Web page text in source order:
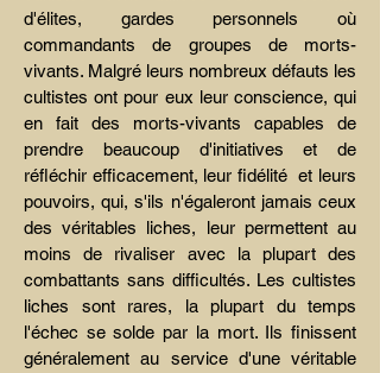
d'élites, gardes personnels où
commandants de groupes de morts-
vivants. Malgré leurs nombreux défauts les
cultistes ont pour eux leur conscience, qui
en fait des morts-vivants capables de
prendre beaucoup d'initiatives et de
réfléchir efficacement, leur fidélité et leurs
pouvoirs, qui, s'ils n'égaleront jamais ceux
des véritables liches, leur permettent au
moins de rivaliser avec la plupart des
combattants sans difficultés. Les cultistes
liches sont rares, la plupart du temps
l'échec se solde par la mort. Ils finissent
généralement au service d'une véritable